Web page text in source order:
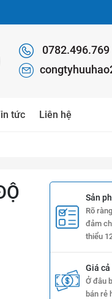
0782.496.769
tức Liên hệ
Sản
Rõ
đảm
thiểu
Giá
Ở đâu
bán rẻ